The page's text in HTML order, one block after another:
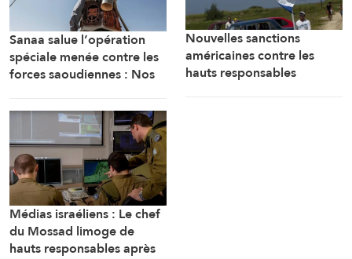
Sanaa salue l’opération
spéciale menée contre les
forces saoudiennes : Nos
Nouvelles sanctions
américaines contre les
hauts responsables
Médias israéliens : Le chef
du Mossad limoge de
hauts responsables après